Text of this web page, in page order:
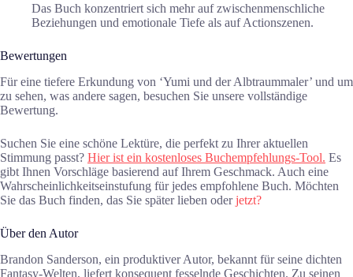
Das Buch konzentriert sich mehr auf zwischenmenschliche
Beziehungen und emotionale Tiefe als auf Actionszenen.
Bewertungen
Für eine tiefere Erkundung von ‘Yumi und der Albtraummaler’ und um
zu sehen, was andere sagen, besuchen Sie unsere vollständige
Bewertung.
Suchen Sie eine schöne Lektüre, die perfekt zu Ihrer aktuellen
Stimmung passt? Hier ist ein kostenloses Buchempfehlungs-Tool. Es
gibt Ihnen Vorschläge basierend auf Ihrem Geschmack. Auch eine
Wahrscheinlichkeitseinstufung für jedes empfohlene Buch. Möchten
Sie das Buch finden, das Sie später lieben oderjetzt?
Über den Autor
Brandon Sanderson, ein produktiver Autor, bekannt für seine dichten
Fantasy-Welten, liefert konsequent fesselnde Geschichten. Zu seinen